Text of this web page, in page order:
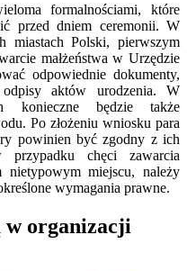
formalnościami, które
przed dniem ceremonii. W
miastach Polski, pierwszym
małżeństwa w Urzędzie
odpowiednie dokumenty,
aktów urodzenia. W
konieczne będzie także
Po złożeniu wniosku para
powinien być zgodny z ich
chęci zawarcia
nietypowym miejscu, należy
wymagania prawne.
organizacji